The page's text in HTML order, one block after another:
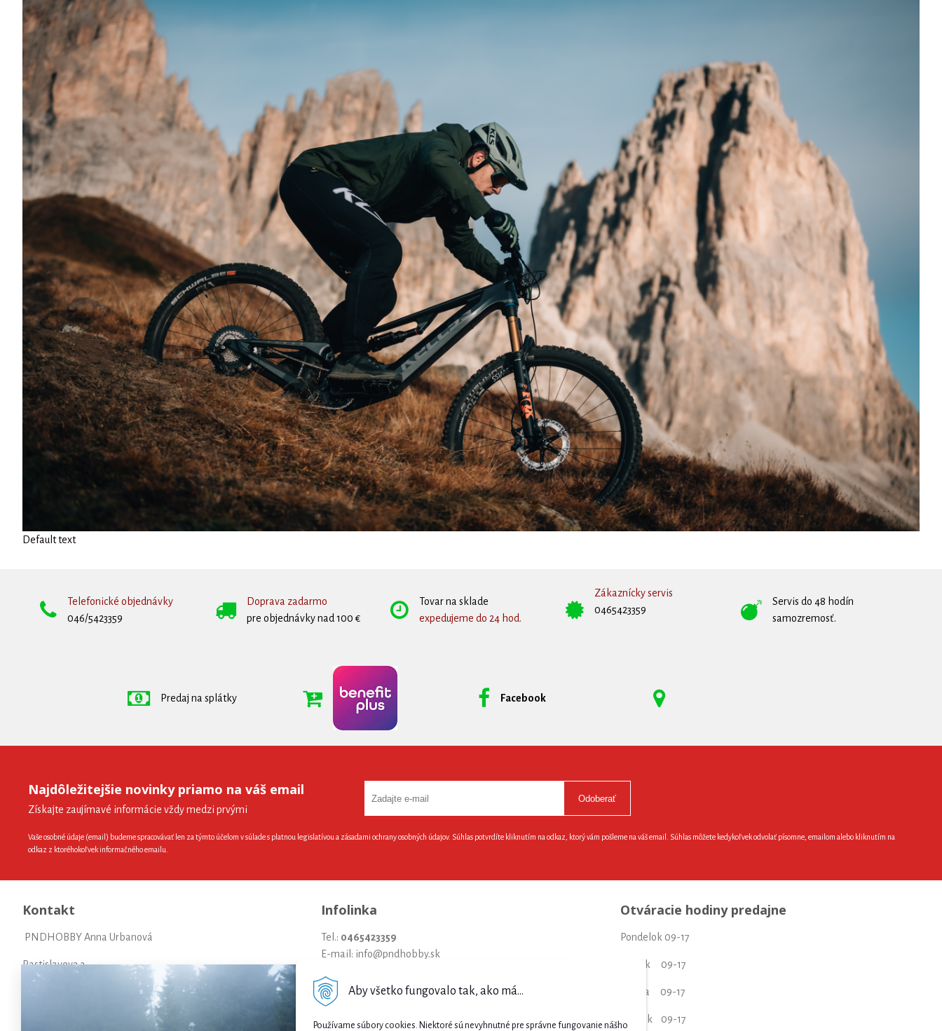
Aby všetko fungovalo tak, ako má...
Používame súbory cookies. Niektoré sú nevyhnutné pre správne fungovanie nášho
Default text
Telefonické objednávky
046/5423359
Doprava zadarmo
pre objednávky nad 100 €
Tovar na sklade
expedujeme do 24 hod.
Zákaznícky servis
0465423359
Servis do 48 hodín
samozremosť.
Predaj na splátky Facebook
Najdôležitejšie novinky priamo na váš email
Získajte zaujímavé informácie vždy medzi prvými
Odoberať
Vaše osobné údaje (email) budeme spracovávať len za týmto účelom v súlade s platnou legislatívou a zásadami ochrany osobných údajov. Súhlas potvrdíte kliknutím na odkaz, ktorý vám pošleme na váš email. Súhlas môžete kedykoľvek odvolať písomne, emailom alebo kliknutím na
odkaz z ktoréhokoľvek informačného emailu.
Kontakt
PNDHOBBY Anna Urbanová
Rastislavova 3
Infolinka
Tel.: 0465423359
E-mail: info@pndhobby.sk
Otváracie hodiny predajne
Pondelok 09-17
Utorok 09-17
Streda 09-17
Štvrtok 09-17
Najnižšia cena .